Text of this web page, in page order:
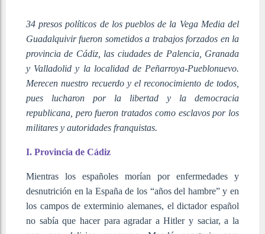
34 presos políticos de los pueblos de la Vega Media del
Guadalquivir fueron sometidos a trabajos forzados en la
provincia de Cádiz, las ciudades de Palencia, Granada
y Valladolid y la localidad de Peñarroya-Pueblonuevo.
Merecen nuestro recuerdo y el reconocimiento de todos,
pues lucharon por la libertad y la democracia
republicana, pero fueron tratados como esclavos por los
militares y autoridades franquistas.
I. Provincia de Cádiz
Mientras los españoles morían por enfermedades y
desnutrición en la España de los “años del hambre” y en
los campos de exterminio alemanes, el dictador español
no sabía que hacer para agradar a Hitler y saciar, a la